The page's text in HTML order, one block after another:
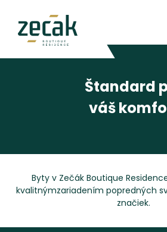
Štandard
váš
Byty v Zečák Boutique
kvalitnýmzariadením popredných
značiek.